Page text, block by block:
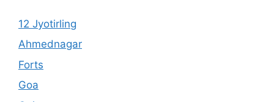
12 Jyotirling
Ahmednagar
Forts
Goa